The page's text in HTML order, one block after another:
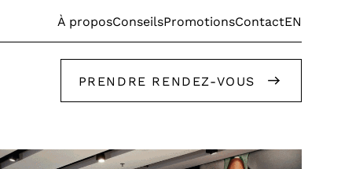
À proposConseilsPromotionsContactEN
PRENDRE RENDEZ-VOUS